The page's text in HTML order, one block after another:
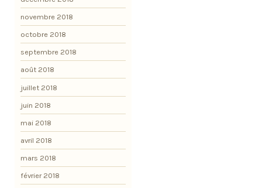
novembre 2018
octobre 2018
septembre 2018
août 2018
juillet 2018
juin 2018
mai 2018
avril 2018
mars 2018
février 2018